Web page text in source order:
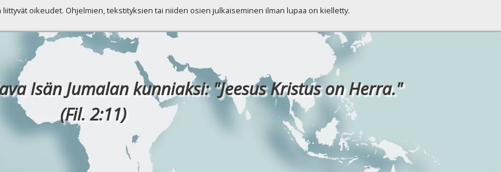
oikeudet. Ohjelmien, tekstityksien tai niiden osien julkaiseminen ilman lupaa on kielletty.
Isän Jumalan kunniaksi: "Jeesus Kristus on Herra."
(Fil. 2:11)